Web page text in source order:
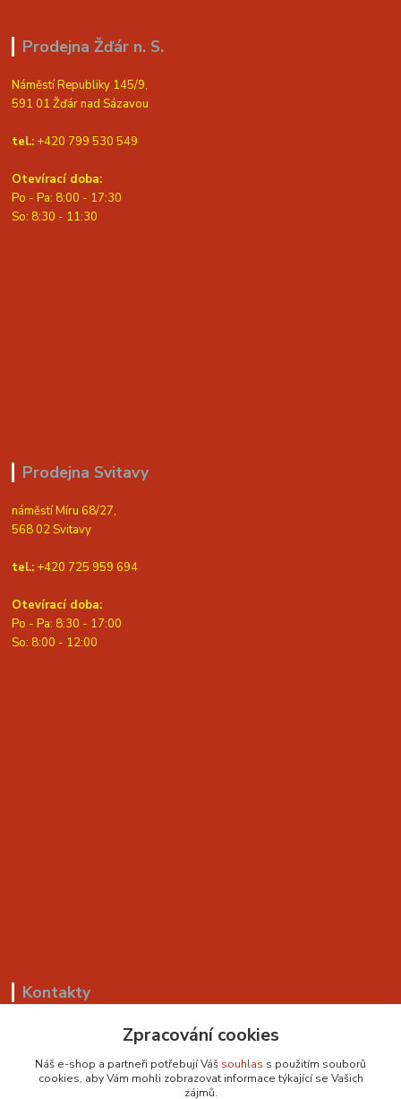
Prodejna Žďár n. S.
Náměstí Republiky 145/9,
591 01 Žďár nad Sázavou
tel.: +420 799 530 549
Otevírací doba:
Po - Pa: 8:00 - 17:30
So: 8:30 - 11:30
Prodejna Svitavy
náměstí Míru 68/27,
568 02 Svitavy
tel.: +420 725 959 694
Otevírací doba:
Po - Pa: 8:30 - 17:00
So: 8:00 - 12:00
Kontakty
+420 799 530 549
sedackyvysocina@seznam.cz
Zpracování cookies
Náš e-shop a partneři potřebují Váš souhlas s použitím souborů
cookies, aby Vám mohli zobrazovat informace týkající se Vašich
zájmů.